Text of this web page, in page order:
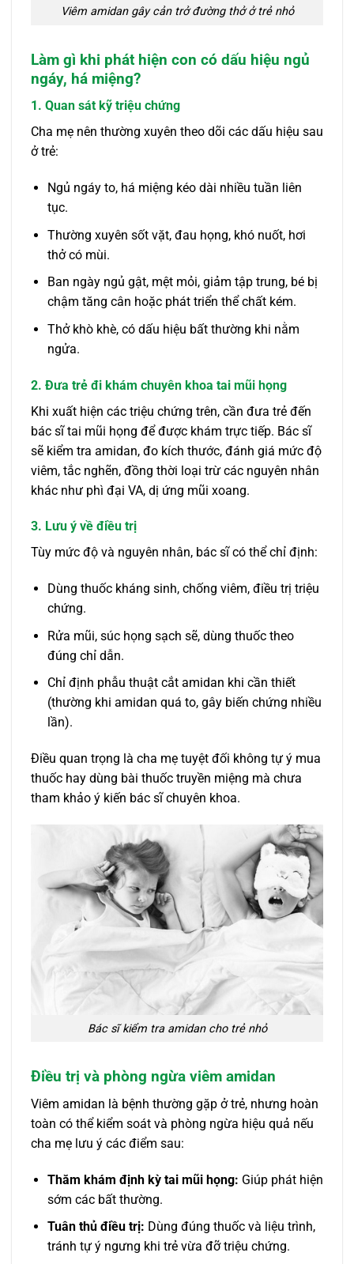
Viêm amidan gây cản trở đường thở ở trẻ nhỏ
Làm gì khi phát hiện con có dấu hiệu ngủ
ngáy, há miệng?
1. Quan sát kỹ triệu chứng
Cha mẹ nên thường xuyên theo dõi các dấu hiệu sau
ở trẻ:
Ngủ ngáy to, há miệng kéo dài nhiều tuần liên
tục.
Thường xuyên sốt vặt, đau họng, khó nuốt, hơi
thở có mùi.
Ban ngày ngủ gật, mệt mỏi, giảm tập trung, bé bị
chậm tăng cân hoặc phát triển thể chất kém.
Thở khò khè, có dấu hiệu bất thường khi nằm
ngửa.
2. Đưa trẻ đi khám chuyên khoa tai mũi họng
Khi xuất hiện các triệu chứng trên, cần đưa trẻ đến
bác sĩ tai mũi họng để được khám trực tiếp. Bác sĩ
sẽ kiểm tra amidan, đo kích thước, đánh giá mức độ
viêm, tắc nghẽn, đồng thời loại trừ các nguyên nhân
khác như phì đại VA, dị ứng mũi xoang.
3. Lưu ý về điều trị
Tùy mức độ và nguyên nhân, bác sĩ có thể chỉ định:
Dùng thuốc kháng sinh, chống viêm, điều trị triệu
chứng.
Rửa mũi, súc họng sạch sẽ, dùng thuốc theo
đúng chỉ dẫn.
Chỉ định phẫu thuật cắt amidan khi cần thiết
(thường khi amidan quá to, gây biến chứng nhiều
lần).
Điều quan trọng là cha mẹ tuyệt đối không tự ý mua
thuốc hay dùng bài thuốc truyền miệng mà chưa
tham khảo ý kiến bác sĩ chuyên khoa.
Bác sĩ kiểm tra amidan cho trẻ nhỏ
Điều trị và phòng ngừa viêm amidan
Viêm amidan là bệnh thường gặp ở trẻ, nhưng hoàn
toàn có thể kiểm soát và phòng ngừa hiệu quả nếu
cha mẹ lưu ý các điểm sau:
Thăm khám định kỳ tai mũi họng: Giúp phát hiện
sớm các bất thường.
Tuân thủ điều trị: Dùng đúng thuốc và liệu trình,
tránh tự ý ngưng khi trẻ vừa đỡ triệu chứng.